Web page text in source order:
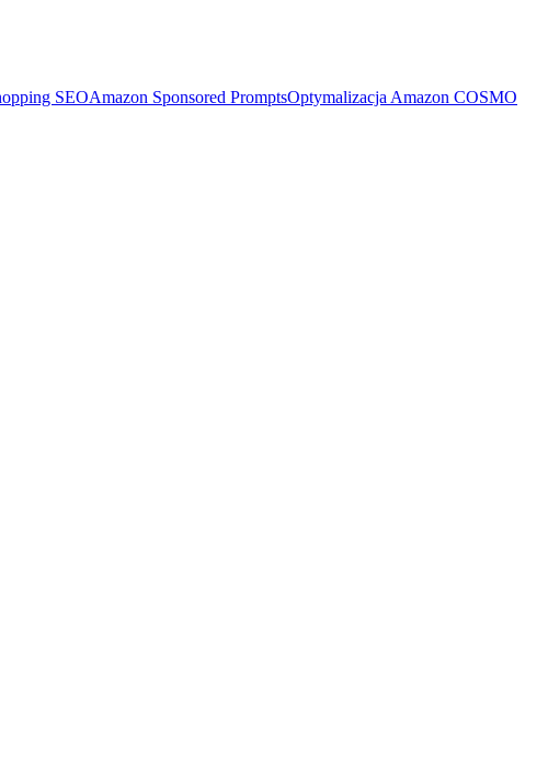
SEOAmazon Sponsored PromptsOptymalizacja Amazon COSMO